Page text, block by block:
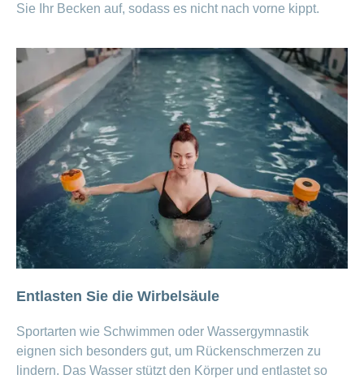
Sie Ihr Becken auf, sodass es nicht nach vorne kippt.
Entlasten Sie die Wirbelsäule
Sportarten wie Schwimmen oder Wassergymnastik
eignen sich besonders gut, um Rückenschmerzen zu
lindern. Das Wasser stützt den Körper und entlastet so